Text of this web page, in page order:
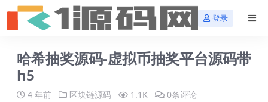
登录
哈希抽奖源码-虚拟币抽奖平台源码带
h5
4 年前 区块链源码 1.1K 0条评论